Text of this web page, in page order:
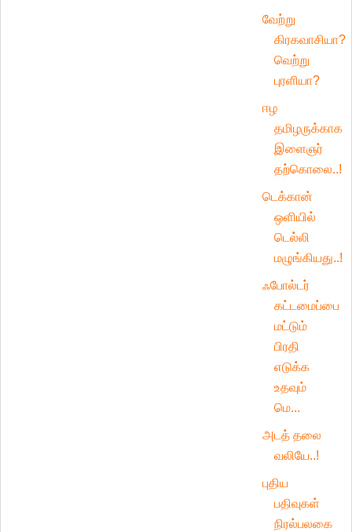
வேற்று
கிரகவாசியா?
வெற்று
புரளியா?
ஈழ
தமிழருக்காக
இளைஞர்
தற்கொலை..!
டெக்கான்
ஒளியில்
டெல்லி
மழுங்கியது..!
ஃபோல்டர்
கட்டமைப்பை
மட்டும்
பிரதி
எடுக்க
உதவும்
மெ...
அடத் தலை
வலியே..!
புதிய
பதிவுகள்
நிரல்பலகை